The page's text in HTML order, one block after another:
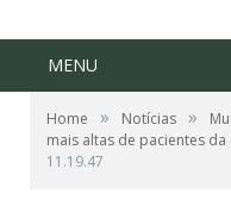
MENU
Home » Notícias »
mais altas de pacientes
11.19.47